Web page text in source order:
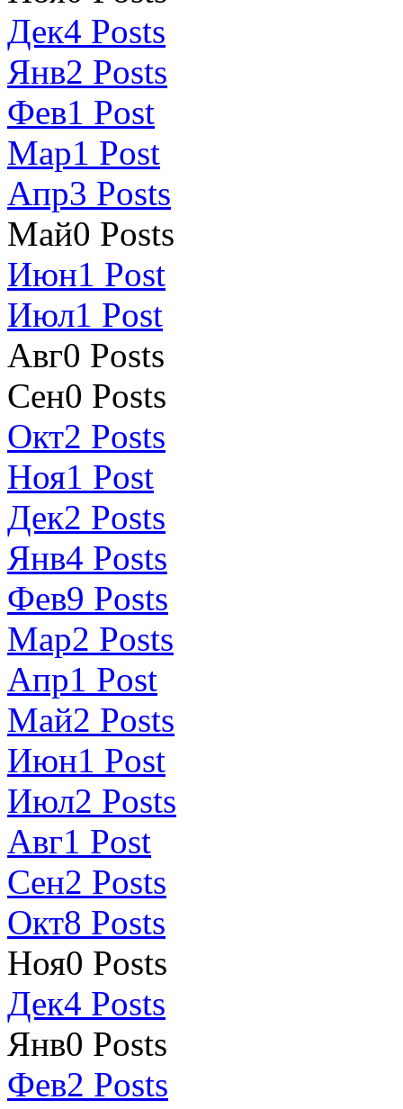
Дек4 Posts
Янв2 Posts
Фев1 Post
Мар1 Post
Апр3 Posts
Май0 Posts
Июн1 Post
Июл1 Post
Авг0 Posts
Сен0 Posts
Окт2 Posts
Ноя1 Post
Дек2 Posts
Янв4 Posts
Фев9 Posts
Мар2 Posts
Апр1 Post
Май2 Posts
Июн1 Post
Июл2 Posts
Авг1 Post
Сен2 Posts
Окт8 Posts
Ноя0 Posts
Дек4 Posts
Янв0 Posts
Фев2 Posts